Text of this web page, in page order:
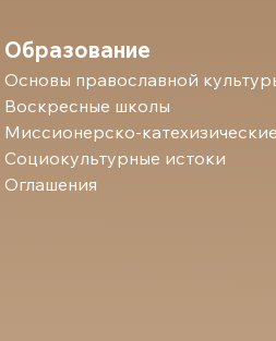
Образование
Основы православной
Воскресные школы
Миссионерско-
Социокультурные истоки
Оглашения